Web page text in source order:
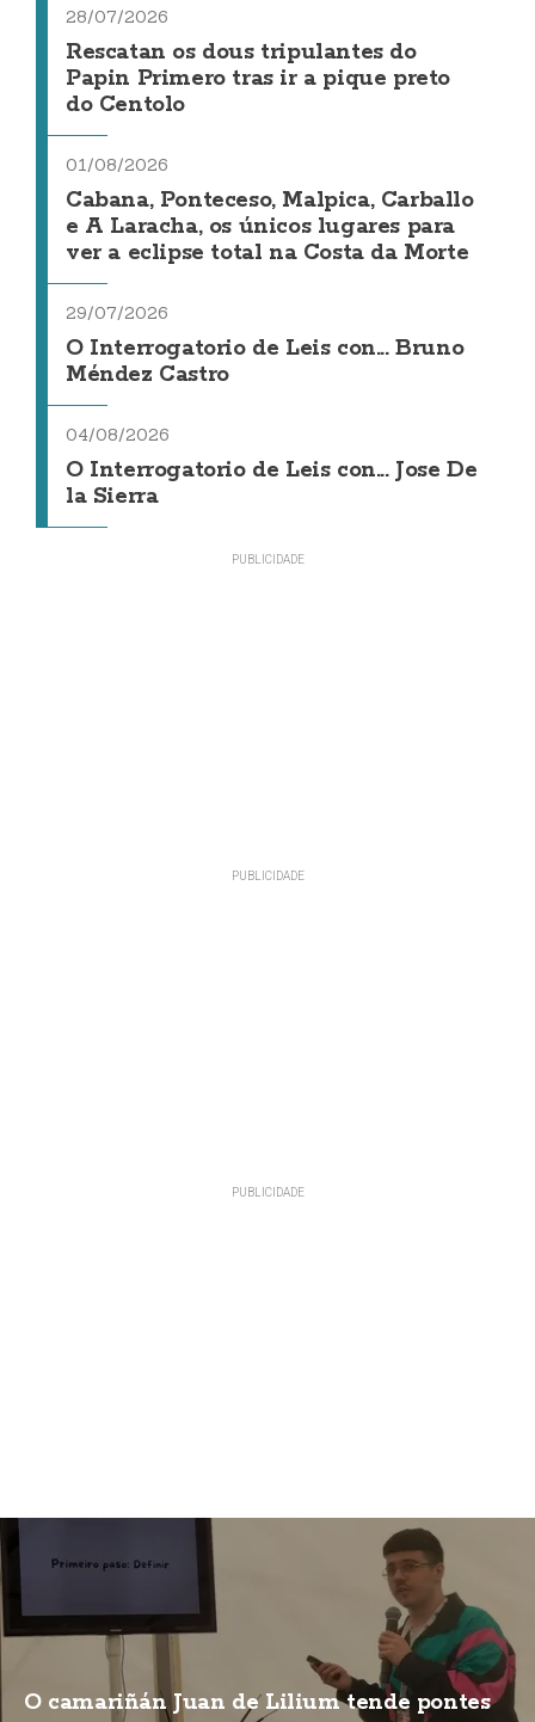
28/07/2026
Rescatan os dous tripulantes do
Papin Primero tras ir a pique preto
do Centolo
01/08/2026
Cabana, Ponteceso, Malpica, Carballo
e A Laracha, os únicos lugares para
ver a eclipse total na Costa da Morte
29/07/2026
O Interrogatorio de Leis con... Bruno
Méndez Castro
04/08/2026
O Interrogatorio de Leis con... Jose De
la Sierra
O camariñán Juan de Lilium tende pontes